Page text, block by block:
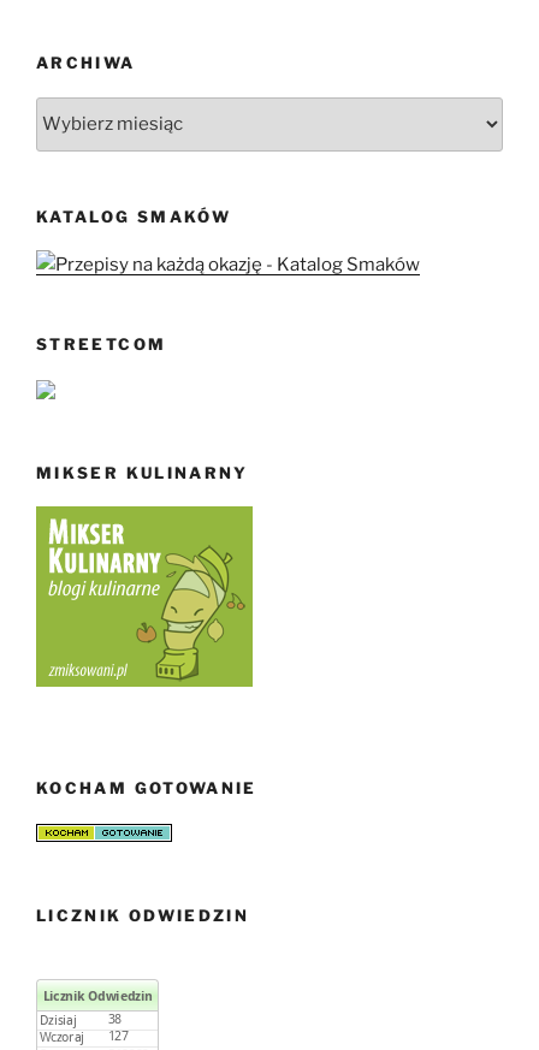
ARCHIWA
KATALOG SMAKÓW
STREETCOM
MIKSER KULINARNY
KOCHAM GOTOWANIE
LICZNIK ODWIEDZIN